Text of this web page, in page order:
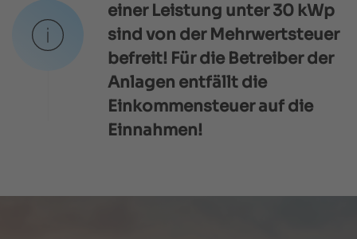
einer Leistung unter 30 kWp
sind von der Mehrwertsteuer
befreit! Für die Betreiber der
Anlagen entfällt die
Einkommensteuer auf die
Einnahmen!